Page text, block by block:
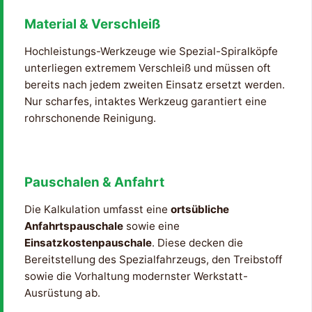
Material & Verschleiß
Hochleistungs-Werkzeuge wie Spezial-Spiralköpfe
unterliegen extremem Verschleiß und müssen oft
bereits nach jedem zweiten Einsatz ersetzt werden.
Nur scharfes, intaktes Werkzeug garantiert eine
rohrschonende Reinigung.
Pauschalen & Anfahrt
Die Kalkulation umfasst eine ortsübliche
Anfahrtspauschale sowie eine
Einsatzkostenpauschale. Diese decken die
Bereitstellung des Spezialfahrzeugs, den Treibstoff
sowie die Vorhaltung modernster Werkstatt-
Ausrüstung ab.